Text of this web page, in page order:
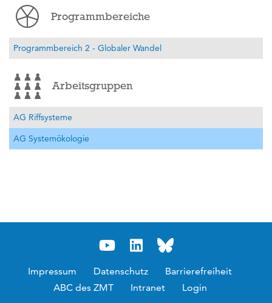
Programmbereiche
Programmbereich 2 - Globaler Wandel
Arbeitsgruppen
AG Riffsysteme
AG Systemökologie
Impressum Datenschutz
Barrierefreiheit
ABC des ZMT
Intranet Login